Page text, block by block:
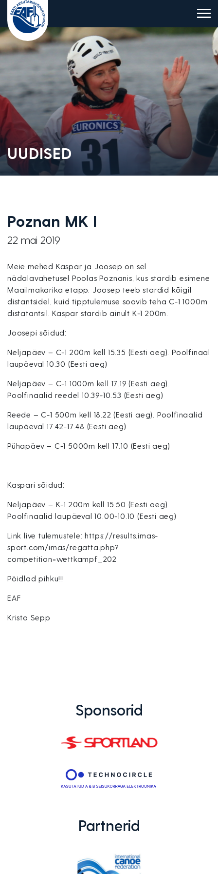
Eesti Aerutamisföderatsioon
UUDISED
Poznan MK I
22 mai 2019
Meie mehed Kaspar ja Joosep on sel
nädalavahetusel Poolas Poznanis, kus stardib esimene
Maailmakarika etapp. Joosep teeb stardid kõigil
distantsidel, kuid tipptulemuse soovib teha C-1 1000m
distatantsil. Kaspar stardib ainult K-1 200m.
Joosepi sõidud:
Neljapäev – C-1 200m kell 15.35 (Eesti aeg). Poolfinaal
laupäeval 10.30 (Eesti aeg)
Neljapäev – C-1 1000m kell 17.19 (Eesti aeg).
Poolfinaalid reedel 10.39-10.53 (Eesti aeg)
Reede – C-1 500m kell 18.22 (Eesti aeg). Poolfinaalid
laupäeval 17.42-17.48 (Eesti aeg)
Pühapäev – C-1 5000m kell 17.10 (Eesti aeg)
Kaspari sõidud:
Neljapäev – K-1 200m kell 15.50 (Eesti aeg).
Poolfinaalid laupäeval 10.00-10.10 (Eesti aeg)
Link live tulemustele: https://results.imas-
sport.com/imas/regatta.php?
competition=wettkampf_202
Pöidlad pihku!!!
EAF
Kristo Sepp
Sponsorid
Partnerid